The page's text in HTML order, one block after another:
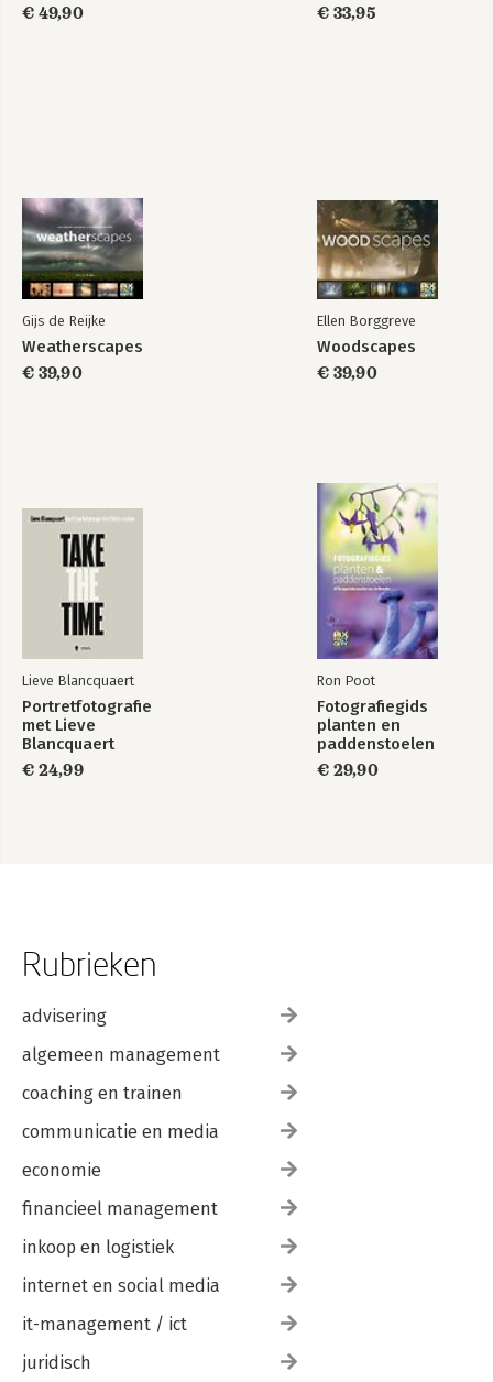
€ 49,90 € 33,95
Gijs de Reijke
Weatherscapes
€ 39,90
Ellen Borggreve
Woodscapes
€ 39,90
Lieve Blancquaert
Portretfotografie
met Lieve
Blancquaert
€ 24,99
Ron Poot
Fotografiegids
planten en
paddenstoelen
€ 29,90
Rubrieken
advisering
algemeen management
coaching en trainen
communicatie en media
economie
financieel management
inkoop en logistiek
internet en social media
it-management / ict
juridisch